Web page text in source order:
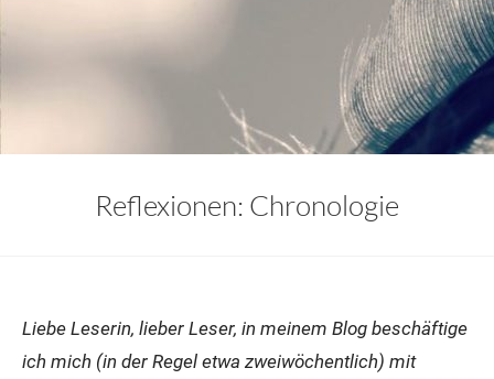
Reflexionen: Chronologie
Liebe Leserin, lieber Leser, in meinem Blog beschäftige
ich mich (in der Regel etwa zweiwöchentlich) mit